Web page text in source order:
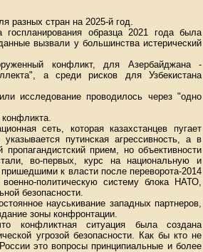
разных стран на 2025-й год.
образца 2021 года была
вызвали у большинства истерический
конфликт, для Азербайджана -
а среди рисков для Узбекистана
исследование проводилось через "одно
сеть, которая казахстанцев пугает
путинская агрессивность, а в
прием, но объективности
во-первых, курс на национальную и
к власти после переворота-2014
политическую систему блока НАТО,
безопасности.
науськивание западных партнеров,
зоны конфронтации.
конфликтная ситуация была создана
угрозой безопасности. Как бы кто не
это вопросы принципиальные и более